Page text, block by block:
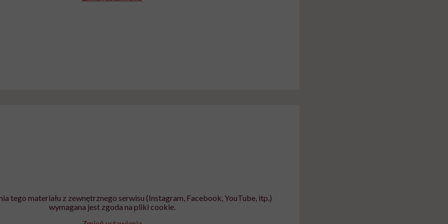
tego materiału z zewnętrznego serwisu (Instagram, Facebook, YouTube, itp.)
wymagana jest zgoda na pliki cookie.